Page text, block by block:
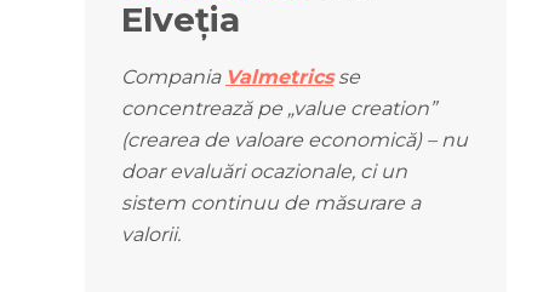
Elveția
Compania Valmetricsse
concentrează pe „value creation”
(crearea de valoare economică) – nu
doar evaluări ocazionale, ci un
sistem continuu de măsurare a
valorii.